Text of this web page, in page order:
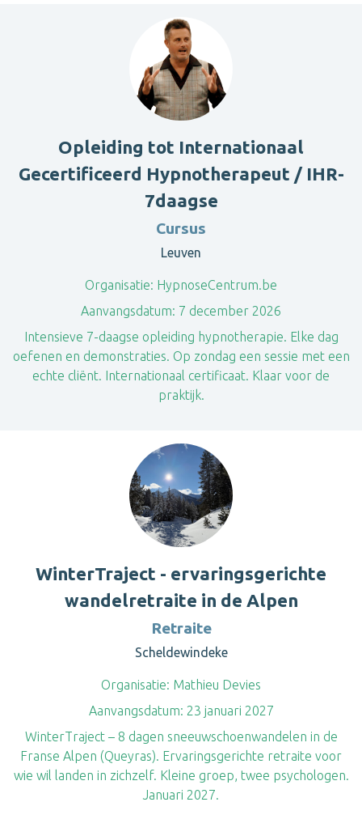
Opleiding tot Internationaal
Gecertificeerd Hypnotherapeut / IHR-
7daagse
Cursus
Leuven
Organisatie: HypnoseCentrum.be
Aanvangsdatum: 7 december 2026
Intensieve 7-daagse opleiding hypnotherapie. Elke dag
oefenen en demonstraties. Op zondag een sessie met een
echte cliënt. Internationaal certificaat. Klaar voor de
praktijk.
WinterTraject - ervaringsgerichte
wandelretraite in de Alpen
Retraite
Scheldewindeke
Organisatie: Mathieu Devies
Aanvangsdatum: 23 januari 2027
WinterTraject – 8 dagen sneeuwschoenwandelen in de
Franse Alpen (Queyras). Ervaringsgerichte retraite voor
wie wil landen in zichzelf. Kleine groep, twee psychologen.
Januari 2027.